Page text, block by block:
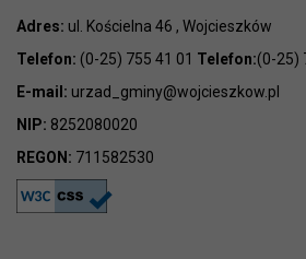
Adres: ul. Kościelna 46 , Wojcieszków
Telefon: (0-25) 755 41 01 Telefon:(0-25)
E-mail: urzad_gminy@wojcieszkow.pl
NIP: 8252080020
REGON: 711582530